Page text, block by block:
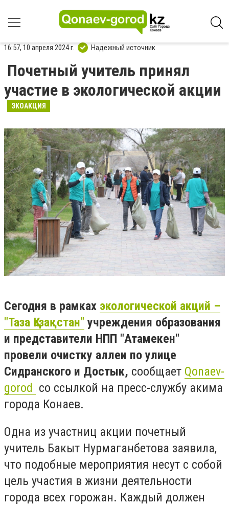
16:57, 10 апреля 2024 г. Надежный источник
Почетный учитель принял
участие в экологической акции
ЭКОАКЦИЯ
Сегодня в рамках экологической акций –
"Таза Қазақстан" учреждения образования
и представители НПП "Атамекен"
провели очистку аллеи по улице
Сидранского и Достык, сообщает Qonaev-
gorod со ссылкой на пресс-службу акима
города Конаев.
Одна из участниц акции почетный
учитель Бакыт Нурмаганбетова заявила,
что подобные мероприятия несут с собой
цель участия в жизни деятельности
города всех горожан. Каждый должен